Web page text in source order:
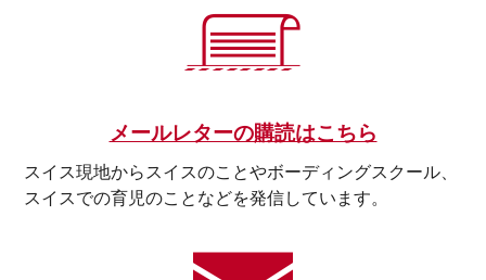
メールレターの購読はこちら
スイス現地からスイスのことやボーディングスクール、
スイスでの育児のことなどを発信しています。